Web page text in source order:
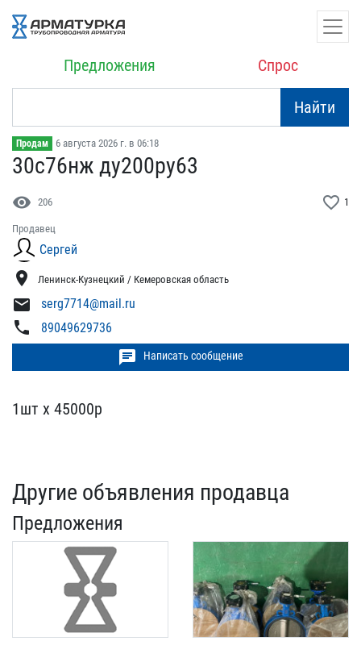
Предложения Спрос
Найти
Продам 6 августа 2026 г. в 06:18
30с76нж ду200ру63
visibility 206 favorite_border 1
Продавец
Сергей
location_on Ленинск-Кузнецкий / Кемеровская область
mail serg7714@mail.ru
phone 89049629736
chat Написать сообщение
1шт х 45000р
Другие объявления продавца
Предложения